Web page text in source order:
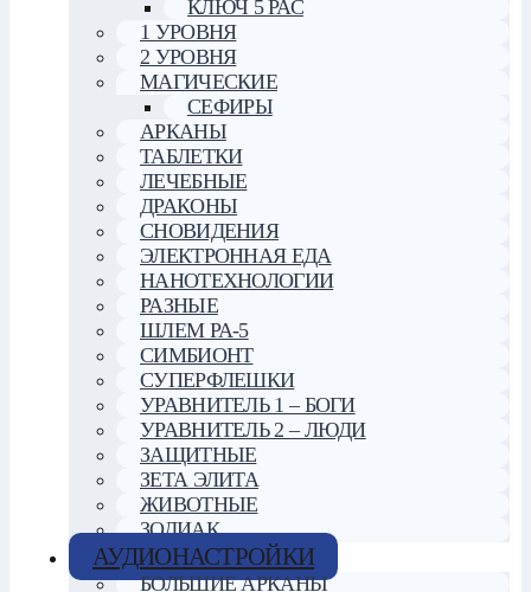
КЛЮЧ 5 РАС
1 УРОВНЯ
2 УРОВНЯ
МАГИЧЕСКИЕ
СЕФИРЫ
АРКАНЫ
ТАБЛЕТКИ
ЛЕЧЕБНЫЕ
ДРАКОНЫ
СНОВИДЕНИЯ
ЭЛЕКТРОННАЯ ЕДА
НАНОТЕХНОЛОГИИ
РАЗНЫЕ
ШЛЕМ РА-5
СИМБИОНТ
СУПЕРФЛЕШКИ
УРАВНИТЕЛЬ 1 – БОГИ
УРАВНИТЕЛЬ 2 – ЛЮДИ
ЗАЩИТНЫЕ
ЗЕТА ЭЛИТА
ЖИВОТНЫЕ
ЗОДИАК
АУДИОНАСТРОЙКИ
БОЛЬШИЕ АРКАНЫ